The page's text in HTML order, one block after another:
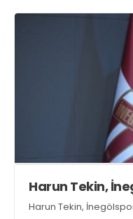
Harun Tekin,
Harun Tekin,